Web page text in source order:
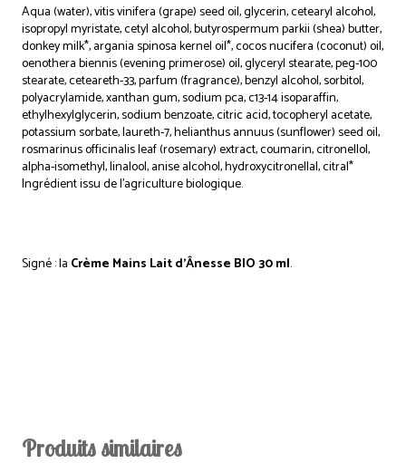
Aqua (water), vitis vinifera (grape) seed oil, glycerin, cetearyl alcohol,
isopropyl myristate, cetyl alcohol, butyrospermum parkii (shea) butter,
donkey milk*, argania spinosa kernel oil*, cocos nucifera (coconut) oil,
oenothera biennis (evening primerose) oil, glyceryl stearate, peg-100
stearate, ceteareth-33, parfum (fragrance), benzyl alcohol, sorbitol,
polyacrylamide, xanthan gum, sodium pca, c13-14 isoparaffin,
ethylhexylglycerin, sodium benzoate, citric acid, tocopheryl acetate,
potassium sorbate, laureth-7, helianthus annuus (sunflower) seed oil,
rosmarinus officinalis leaf (rosemary) extract, coumarin, citronellol,
alpha-isomethyl, linalool, anise alcohol, hydroxycitronellal, citral*
Ingrédient issu de l’agriculture biologique.
Signé : la Crème Mains Lait d’Ânesse BIO 30 ml.
Produits similaires